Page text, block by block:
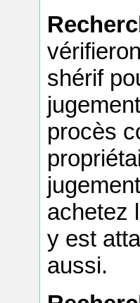
shérif
procès
achetez
y est
aussi.